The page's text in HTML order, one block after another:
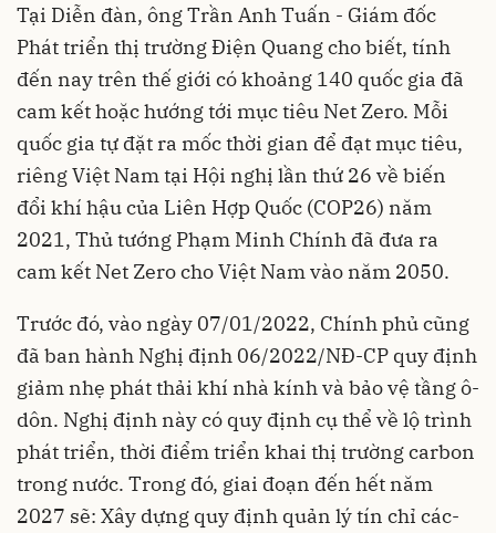
Tại Diễn đàn, ông Trần Anh Tuấn - Giám đốc
Phát triển thị trường Điện Quang cho biết, tính
đến nay trên thế giới có khoảng 140 quốc gia đã
cam kết hoặc hướng tới mục tiêu Net Zero. Mỗi
quốc gia tự đặt ra mốc thời gian để đạt mục tiêu,
riêng Việt Nam tại Hội nghị lần thứ 26 về biến
đổi khí hậu của Liên Hợp Quốc (COP26) năm
2021, Thủ tướng Phạm Minh Chính đã đưa ra
cam kết Net Zero cho Việt Nam vào năm 2050.
Trước đó, vào ngày 07/01/2022, Chính phủ cũng
đã ban hành Nghị định 06/2022/NĐ-CP quy định
giảm nhẹ phát thải khí nhà kính và bảo vệ tầng ô-
dôn. Nghị định này có quy định cụ thể về lộ trình
phát triển, thời điểm triển khai thị trường carbon
trong nước. Trong đó, giai đoạn đến hết năm
2027 sẽ: Xây dựng quy định quản lý tín chỉ các-